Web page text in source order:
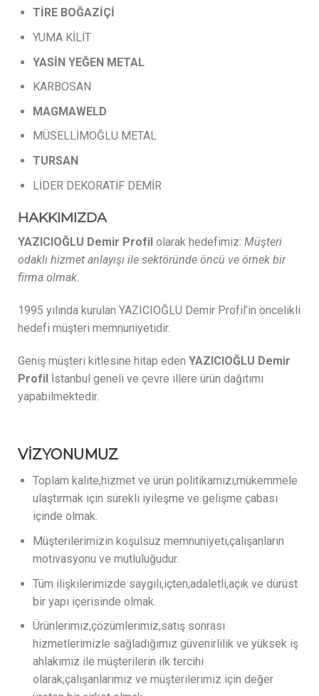
TİRE BOĞAZİÇİ
YUMA KİLİT
YASİN YEĞEN METAL
KARBOSAN
MAGMAWELD
MÜSELLİMOĞLU METAL
TURSAN
LİDER DEKORATİF DEMİR
HAKKIMIZDA
YAZICIOĞLU Demir Profil olarak hedefimiz: Müşteri
odaklı hizmet anlayışı ile sektöründe öncü ve örnek bir
firma olmak.
1995 yılında kurulan YAZICIOĞLU Demir Profil’in öncelikli
hedefi müşteri memnuniyetidir.
Geniş müşteri kitlesine hitap eden YAZICIOĞLU Demir
Profil İstanbul geneli ve çevre illere ürün dağıtımı
yapabilmektedir.
VİZYONUMUZ
Toplam kalite,hizmet ve ürün politikamızı,mükemmele
ulaştırmak için sürekli iyileşme ve gelişme çabası
içinde olmak.
Müşterilerimizin koşulsuz memnuniyeti,çalışanların
motivasyonu ve mutluluğudur.
Tüm ilişkilerimizde saygılı,içten,adaletli,açık ve dürüst
bir yapı içerisinde olmak.
Ürünlerimiz,çözümlerimiz,satış sonrası
hizmetlerimizle sağladığımız güvenirlilik ve yüksek iş
ahlakımız ile müşterilerin ilk tercihi
olarak;çalışanlarımız ve müşterilerimiz için değer